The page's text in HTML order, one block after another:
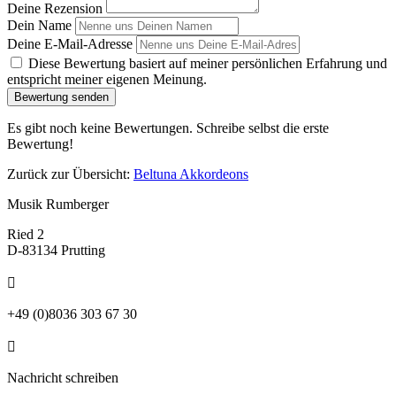
Deine Rezension
Dein Name
Deine E-Mail-Adresse
Diese Bewertung basiert auf meiner persönlichen Erfahrung und
entspricht meiner eigenen Meinung.
Bewertung senden
Es gibt noch keine Bewertungen. Schreibe selbst die erste
Bewertung!
Zurück zur Übersicht: Beltuna Akkordeons
Musik Rumberger
Ried 2
D-83134 Prutting

+49 (0)8036 303 67 30

Nachricht schreiben